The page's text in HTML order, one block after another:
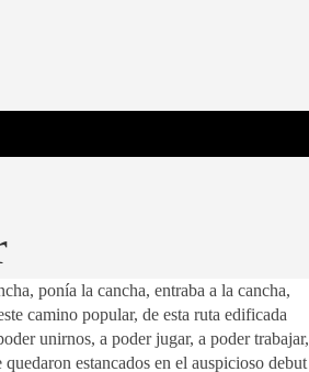
La Poderosa.
ponía la cancha, entraba a la cancha,
camino popular, de esta ruta edificada
unirnos, a poder jugar, a poder trabajar,
estancados en el auspicioso debut